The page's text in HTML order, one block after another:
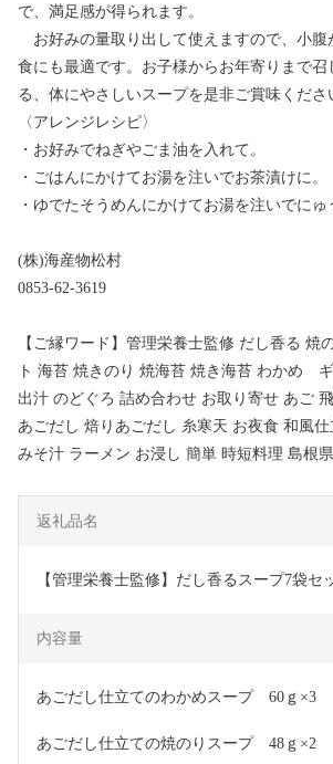
で、満足感が得られます。
お好みの量取り出して使えますので、小腹
食にも最適です。お子様からお年寄りまで召
る、体にやさしいスープを是非ご賞味くださ
〈アレンジレシピ〉
・お好みでねぎやごま油を入れて。
・ごはんにかけてお湯を注いでお茶漬けに。
・ゆでたそうめんにかけてお湯を注いでにゅ
(株)海産物松村
0853-62-3619
【ご縁ワード】管理栄養士監修 だし香る 焼
ト 海苔 焼きのり 焼海苔 焼き海苔 わかめ
出汁 のどぐろ 詰め合わせ お取り寄せ あご
あごだし 焙りあごだし 糸寒天 お夜食 和風
みそ汁 ラーメン お浸し 簡単 時短料理 島根
返礼品名
【管理栄養士監修】だし香るスープ7袋セ
内容量
あごだし仕立てのわかめスープ　60ｇ×3
あごだし仕立ての焼のりスープ　48ｇ×2